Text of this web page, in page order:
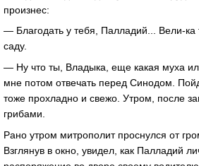
произнес:
— Благодать у тебя, Палладий... Вели-ка
саду.
— Ну что ты, Владыка, еще какая муха
мне потом отвечать перед Синодом.
тоже прохладно и свежо. Утром, после
грибами.
Рано утром митрополит проснулся от
Взглянув в окно, увидел, как Палладий